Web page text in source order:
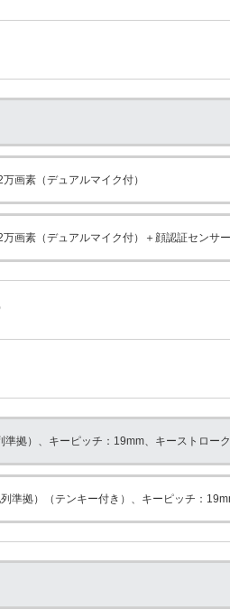
画素（デュアルマイク付）
画素（デュアルマイク付）＋顔認証センサー
準拠）、キーピッチ：19mm、キーストロー
準拠）（テンキー付き）、キーピッチ：